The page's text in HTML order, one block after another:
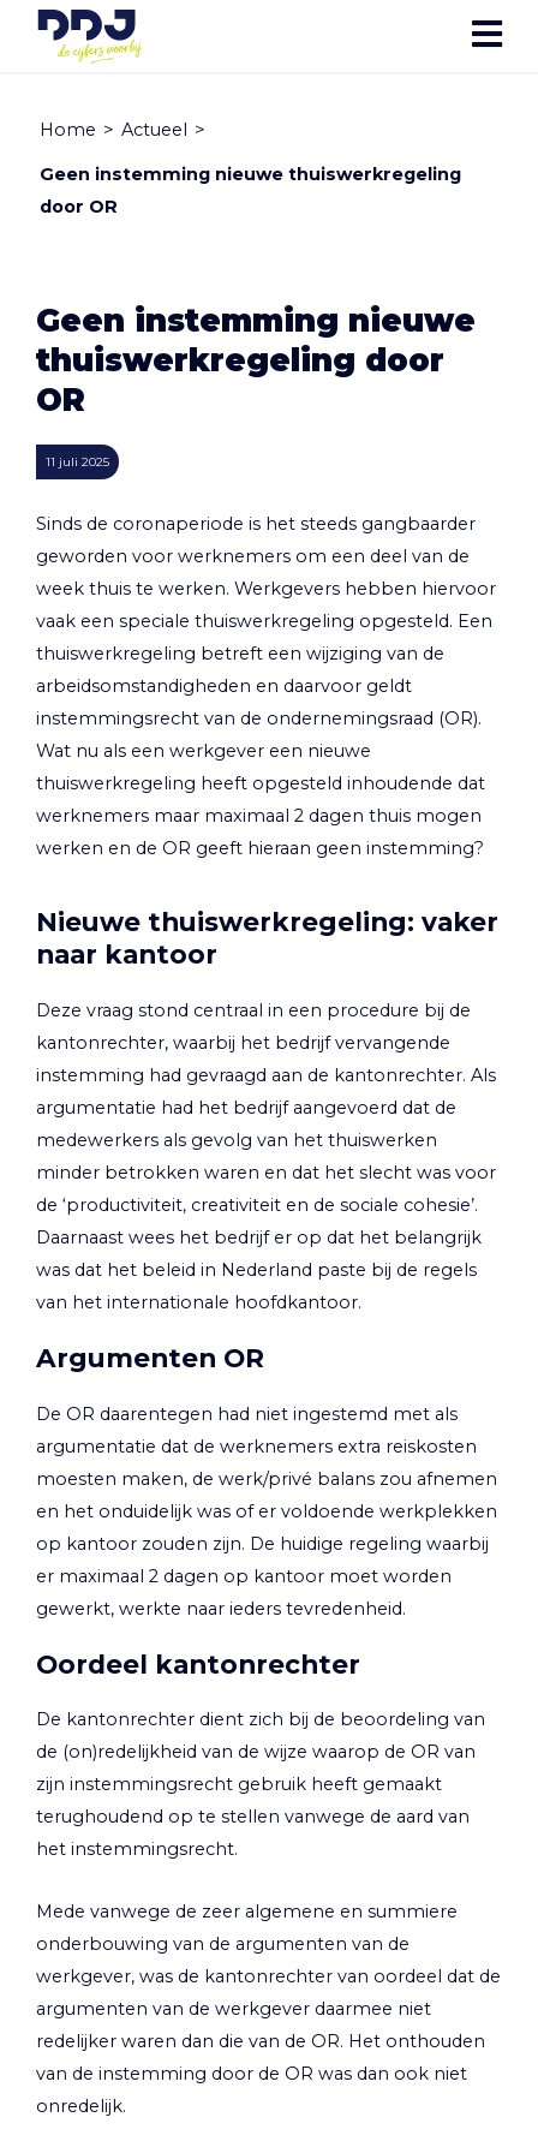
Home > Actueel >
Geen instemming nieuwe thuiswerkregeling
door OR
Geen instemming nieuwe
thuiswerkregeling door
OR
11 juli 2025
Sinds de coronaperiode is het steeds gangbaarder
geworden voor werknemers om een deel van de
week thuis te werken. Werkgevers hebben hiervoor
vaak een speciale thuiswerkregeling opgesteld. Een
thuiswerkregeling betreft een wijziging van de
arbeidsomstandigheden en daarvoor geldt
instemmingsrecht van de ondernemingsraad (OR).
Wat nu als een werkgever een nieuwe
thuiswerkregeling heeft opgesteld inhoudende dat
werknemers maar maximaal 2 dagen thuis mogen
werken en de OR geeft hieraan geen instemming?
Nieuwe thuiswerkregeling: vaker
naar kantoor
Deze vraag stond centraal in een procedure bij de
kantonrechter, waarbij het bedrijf vervangende
instemming had gevraagd aan de kantonrechter. Als
argumentatie had het bedrijf aangevoerd dat de
medewerkers als gevolg van het thuiswerken
minder betrokken waren en dat het slecht was voor
de ‘productiviteit, creativiteit en de sociale cohesie’.
Daarnaast wees het bedrijf er op dat het belangrijk
was dat het beleid in Nederland paste bij de regels
van het internationale hoofdkantoor.
Argumenten OR
De OR daarentegen had niet ingestemd met als
argumentatie dat de werknemers extra reiskosten
moesten maken, de werk/privé balans zou afnemen
en het onduidelijk was of er voldoende werkplekken
op kantoor zouden zijn. De huidige regeling waarbij
er maximaal 2 dagen op kantoor moet worden
gewerkt, werkte naar ieders tevredenheid.
Oordeel kantonrechter
De kantonrechter dient zich bij de beoordeling van
de (on)redelijkheid van de wijze waarop de OR van
zijn instemmingsrecht gebruik heeft gemaakt
terughoudend op te stellen vanwege de aard van
het instemmingsrecht.
Mede vanwege de zeer algemene en summiere
onderbouwing van de argumenten van de
werkgever, was de kantonrechter van oordeel dat de
argumenten van de werkgever daarmee niet
redelijker waren dan die van de OR. Het onthouden
van de instemming door de OR was dan ook niet
onredelijk.